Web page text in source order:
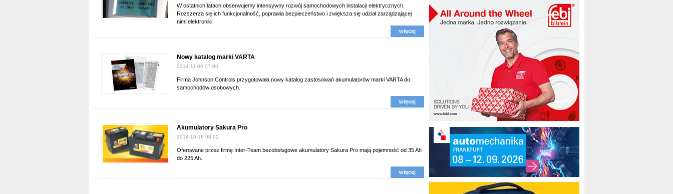
W ostatnich latach obserwujemy intensywny rozwój samochodowych instalacji elektrycznych.
Rozszerza się ich funkcjonalność, poprawia bezpieczeństwo i zwiększa się udział zarządzającej
nimi elektroniki.
więcej
Nowy katalog marki VARTA
2014-11-06 07:00
Firma Johnson Controls przygotowała nowy katalog zastosowań akumulatorów marki VARTA do
samochodów osobowych.
więcej
Akumulatory Sakura Pro
2014-10-16 08:02
Oferowane przez firmę Inter-Team bezobsługowe akumulatory Sakura Pro mają pojemność od 35 Ah
do 225 Ah.
więcej